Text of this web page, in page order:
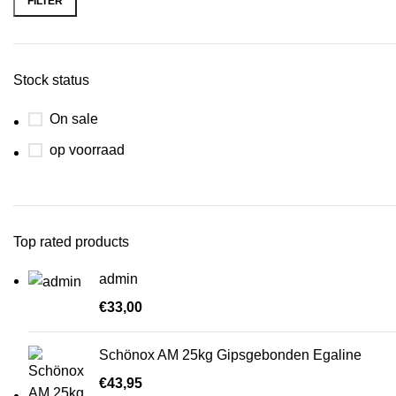
Stock status
On sale
op voorraad
Top rated products
admin
€33,00
Schönox AM 25kg Gipsgebonden Egaline
€43,95